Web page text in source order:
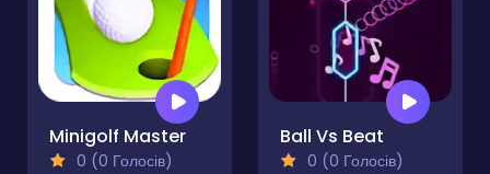
Minigolf Master
0 (0 Голосів)
Ball Vs Beat
0 (0 Голосів)